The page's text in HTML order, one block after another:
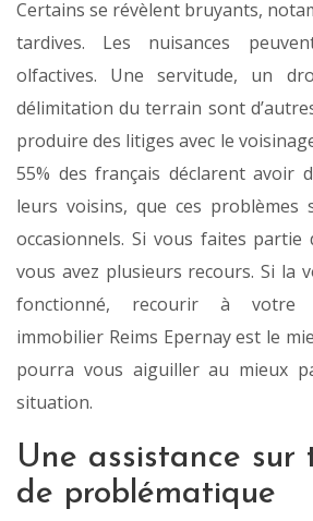
Certains se révèlent bruyants,
tardives. Les nuisances
olfactives. Une servitude, un
délimitation du terrain sont
produire des litiges avec le
55% des français déclarent avoir
leurs voisins, que ces problèmes
occasionnels. Si vous faites partie
vous avez plusieurs recours. Si la
fonctionné, recourir à votre
immobilier Reims Epernay est le
pourra vous aiguiller au mieux
situation.
Une assistance sur
de problématique